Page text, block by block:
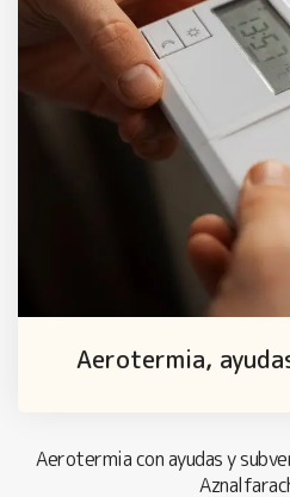
Aerotermia,
Aerotermia con ayudas y